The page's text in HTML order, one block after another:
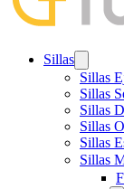
Sillas
Sillas
Sillas
Sillas
Sillas
Sillas
Sillas